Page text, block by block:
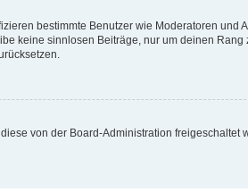
bestimmte Benutzer wie Moderatoren und
keine sinnlosen Beiträge, nur um deinen
von der Board-Administration freigeschaltet